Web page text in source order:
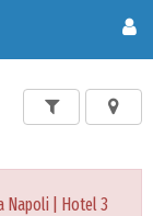
Napoli | Hotel 3